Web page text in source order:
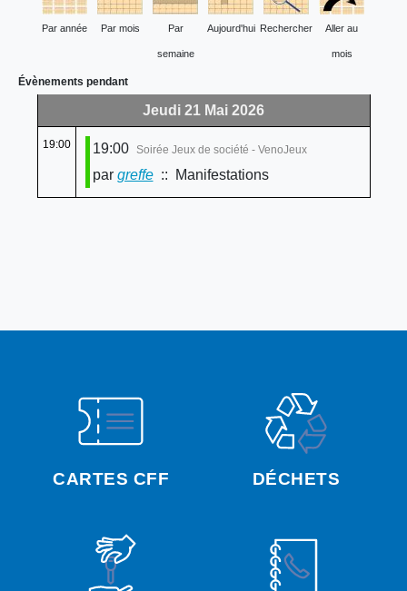
CARTES CFF DÉCHETS
Par année Par mois Par
semaine
Aujourd'hui Rechercher Aller au
mois
Évènements pendant
Jeudi 21 Mai 2026
19:00 19:00 Soirée Jeux de société - VenoJeux
par greffe:: Manifestations